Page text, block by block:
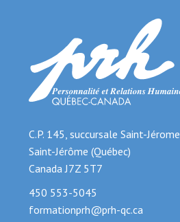
C.P. 145, succursale Saint-Jérome
Saint-Jérôme (Québec)
Canada J7Z 5T7
450 553-5045
formationprh@prh-qc.ca